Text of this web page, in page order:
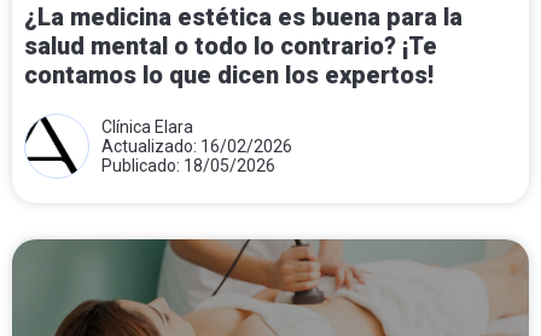
¿La medicina estética es buena para la
salud mental o todo lo contrario? ¡Te
contamos lo que dicen los expertos!
Clínica Elara
Actualizado: 16/02/2026
Publicado: 18/05/2026